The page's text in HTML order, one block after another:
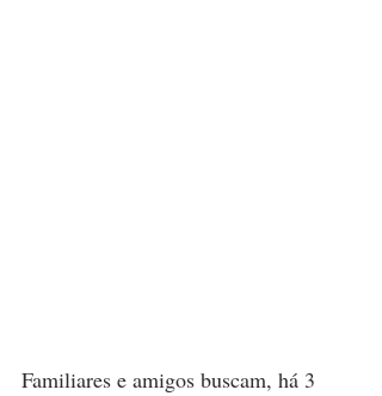
Familiares e amigos buscam, há 3